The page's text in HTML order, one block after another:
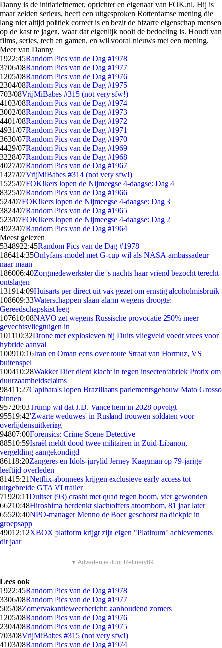
Danny is de initiatiefnemer, oprichter en eigenaar van FOK.nl. Hij is
maar zelden serieus, heeft een uitgesproken Rotterdamse mening die
lang niet altijd politiek correct is en bezit de bizarre eigenschap mensen
op de kast te jagen, waar dat eigenlijk nooit de bedoeling is. Houdt van
films, series, tech en gamen, en wil vooral nieuws met een mening.
Meer van Danny
1922:45Random Pics van de Dag #1978
3706/08Random Pics van de Dag #1977
1205/08Random Pics van de Dag #1976
2304/08Random Pics van de Dag #1975
703/08VrijMiBabes #315 (not very sfw!)
4103/08Random Pics van de Dag #1974
3002/08Random Pics van de Dag #1973
4401/08Random Pics van de Dag #1972
4931/07Random Pics van de Dag #1971
3630/07Random Pics van de Dag #1970
4429/07Random Pics van de Dag #1969
3228/07Random Pics van de Dag #1968
4027/07Random Pics van de Dag #1967
1427/07VrijMiBabes #314 (not very sfw!)
1525/07FOK!kers lopen de Nijmeegse 4-daagse: Dag 4
8325/07Random Pics van de Dag #1966
524/07FOK!kers lopen de Nijmeegse 4-daagse: Dag 3
3824/07Random Pics van de Dag #1965
523/07FOK!kers lopen de Nijmeegse 4-daagse: Dag 2
4923/07Random Pics van de Dag #1964
Meest gelezen
5348922:45Random Pics van de Dag #1978
186414:35Onlyfans-model met G-cup wil als NASA-ambassadeur
naar maan
186006:40Zorgmedewerkster die 's nachts haar vriend bezocht terecht
ontslagen
131914:09Huisarts per direct uit vak gezet om ernstig alcoholmisbruik
108609:33Waterschappen slaan alarm wegens droogte:
Gereedschapskist leeg
107610:08NAVO zet wegens Russische provocatie 250% meer
gevechtsvliegtuigen in
101110:32Drone met explosieven bij Duits vliegveld voedt vrees voor
hybride aanval
100910:16Iran en Oman eens over route Straat van Hormuz, VS
buitenspel
100410:28Wakker Dier dient klacht in tegen insectenfabriek Protix om
duurzaamheidsclaims
98411:27Capibara's lopen Braziliaans parlementsgebouw Mato Grosso
binnen
95720:03Trump wil dat J.D. Vance hem in 2028 opvolgt
95519:42'Zwarte weduwes' in Rusland trouwen soldaten voor
overlijdensuitkering
94807:00Forensics: Crime Scene Detective
88510:59Israël meldt dood twee militairen in Zuid-Libanon,
vergelding aangekondigd
86118:20Zangeres en Idols-jurylid Jerney Kaagman op 79-jarige
leeftijd overleden
81415:21Netflix-abonnees krijgen exclusieve early access tot
uitgebreide GTA VI trailer
71920:11Duitser (93) crasht met quad tegen boom, vier gewonden
66210:48Hiroshima herdenkt slachtoffers atoombom, 81 jaar later
65520:40NPO-manager Menno de Boer geschorst na dickpic in
groepsapp
49012:12XBOX platform krijgt zijn eigen "Platinum" achievements
dit jaar
▼ Advertentie door Refinery89
Lees ook
1922:45Random Pics van de Dag #1978
3306/08Random Pics van de Dag #1977
505/08Zomervakantieweerbericht: aanhoudend zomers
1205/08Random Pics van de Dag #1976
2304/08Random Pics van de Dag #1975
703/08VrijMiBabes #315 (not very sfw!)
4103/08Random Pics van de Dag #1974